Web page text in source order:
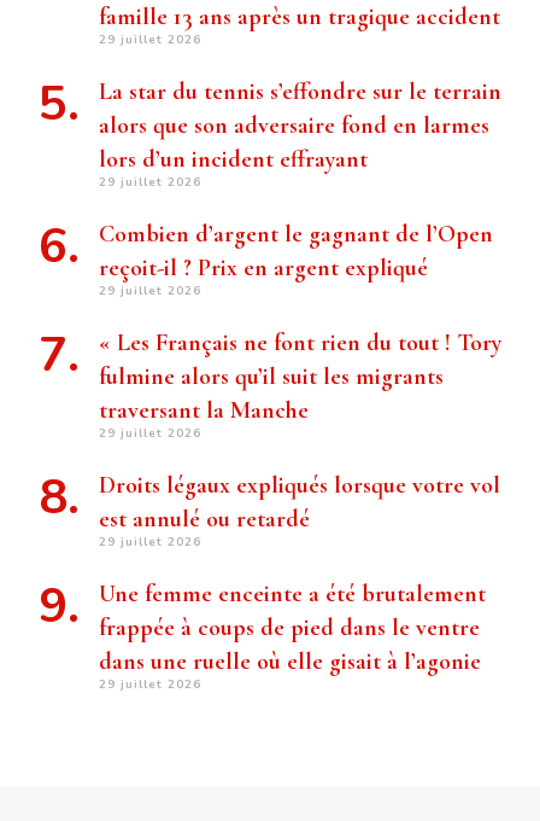
famille 13 ans après un tragique accident
29 juillet 2026
La star du tennis s’effondre sur le terrain
alors que son adversaire fond en larmes
lors d’un incident effrayant
29 juillet 2026
Combien d’argent le gagnant de l’Open
reçoit-il ? Prix ​​en argent expliqué
29 juillet 2026
« Les Français ne font rien du tout ! Tory
fulmine alors qu’il suit les migrants
traversant la Manche
29 juillet 2026
Droits légaux expliqués lorsque votre vol
est annulé ou retardé
29 juillet 2026
Une femme enceinte a été brutalement
frappée à coups de pied dans le ventre
dans une ruelle où elle gisait à l’agonie
29 juillet 2026